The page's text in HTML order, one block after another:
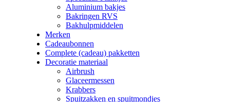
Aluminium bakjes
Bakringen RVS
Bakhulpmiddelen
Merken
Cadeaubonnen
Complete (cadeau) pakketten
Decoratie materiaal
Airbrush
Glaceermessen
Krabbers
Spuitzakken en spuitmondjes